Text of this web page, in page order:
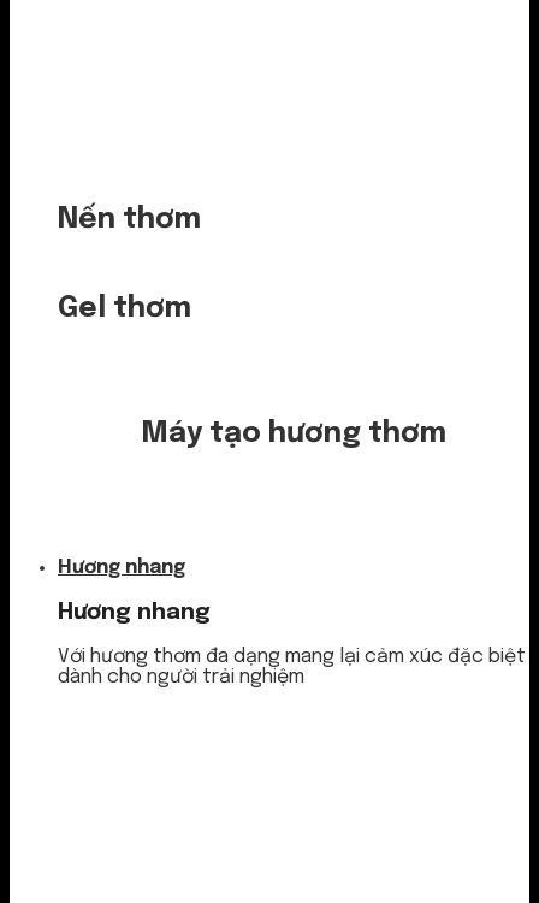
Nến thơm
Gel thơm
Máy tạo hương thơm
Hương nhang
Hương nhang
Với hương thơm đa dạng mang lại cảm xúc đặc biệt
dành cho người trải nghiệm